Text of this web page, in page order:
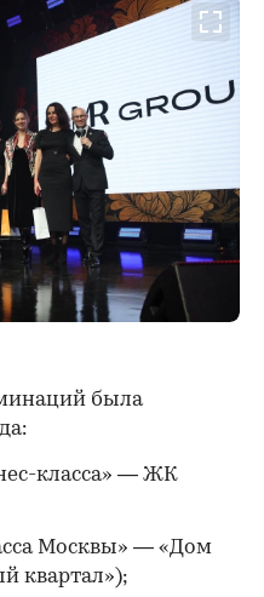
была
класса» — ЖК
Москвы» — «Дом
квартал»);